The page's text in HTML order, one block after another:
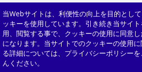
当Webサイトは、利便性の向上を目的とし
ッキーを使用しています。引き続き当サイト
用、閲覧する事で、クッキーの使用に同意
になります。当サイトでのクッキーの使用に
る詳細については、プライバシーポリシーを
んください。
利用規約
プライバシーポリシー
お問い合わせ
Copyright © 2013-現在 Magento, Inc.